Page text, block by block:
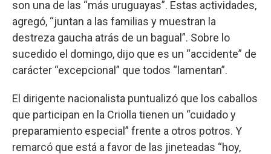
son una de las “más uruguayas”. Estas actividades,
agregó, “juntan a las familias y muestran la
destreza gaucha atrás de un bagual”. Sobre lo
sucedido el domingo, dijo que es un “accidente” de
carácter “excepcional” que todos “lamentan”.
El dirigente nacionalista puntualizó que los caballos
que participan en la Criolla tienen un “cuidado y
preparamiento especial” frente a otros potros. Y
remarcó que está a favor de las jineteadas “hoy,